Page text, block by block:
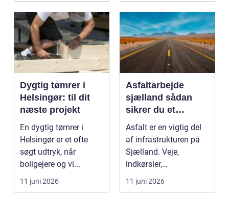
Dygtig tømrer i
Helsingør: til dit
næste projekt
En dygtig tømrer i
Helsingør er et ofte
søgt udtryk, når
boligejere og vi...
11 juni 2026
Asfaltarbejde
sjælland sådan
sikrer du et
holdbart resultat
Asfalt er en vigtig del
af infrastrukturen på
Sjælland. Veje,
indkørsler,
parkeringspladser og
stier...
11 juni 2026